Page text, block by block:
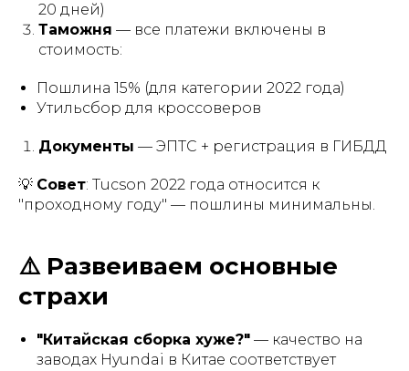
20 дней)
Таможня — все платежи включены в
стоимость:
Пошлина 15% (для категории 2022 года)
Утильсбор для кроссоверов
Документы — ЭПТС + регистрация в ГИБДД
💡 Совет: Tucson 2022 года относится к
"проходному году" — пошлины минимальны.
⚠️ Развеиваем основные
страхи
"Китайская сборка хуже?" — качество на
заводах Hyundai в Китае соответствует